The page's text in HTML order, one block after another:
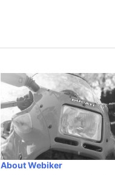
About Webiker